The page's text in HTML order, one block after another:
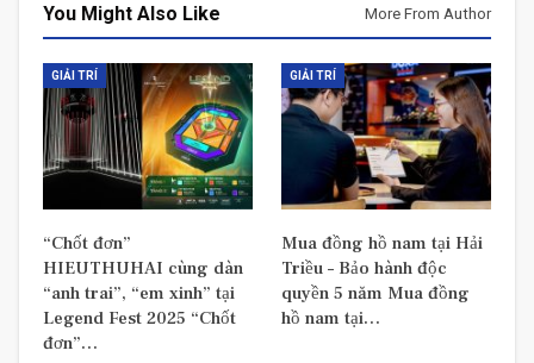
You Might Also Like More From Author
GIẢI TRÍ
“Chốt đơn”
HIEUTHUHAI cùng dàn
“anh trai”, “em xinh” tại
Legend Fest 2025 “Chốt
đơn”…
GIẢI TRÍ
Mua đồng hồ nam tại Hải
Triều – Bảo hành độc
quyền 5 năm Mua đồng
hồ nam tại…